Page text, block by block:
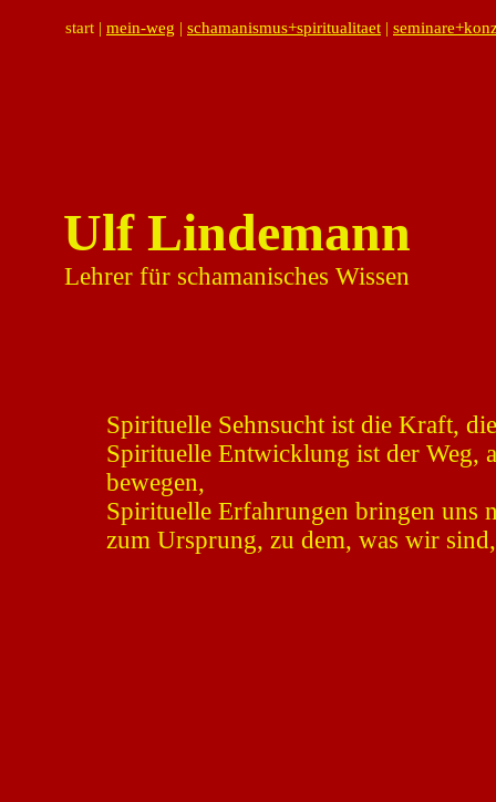
Ulf Lindemann
Lehrer für schamanisches Wissen
Spirituelle Sehnsucht ist die Kraft,
Spirituelle Entwicklung ist der Weg,
bewegen,
Spirituelle Erfahrungen bringen uns
zum Ursprung, zu dem, was wir
start | mein-weg | schamanismus+spiritualitaet |